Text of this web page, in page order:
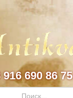
916 690 86 75